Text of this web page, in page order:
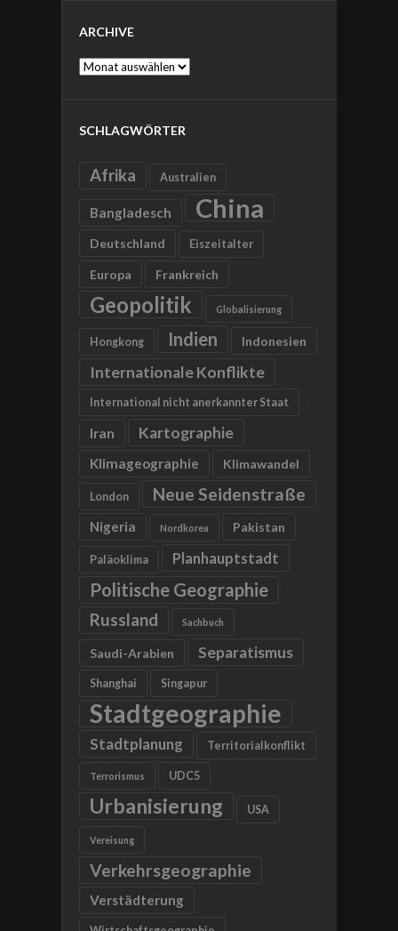
ARCHIVE
Archive
SCHLAGWÖRTER
Afrika Australien
Bangladesch China
Deutschland Eiszeitalter
Europa Frankreich
Geopolitik Globalisierung
Hongkong Indien Indonesien
Internationale Konflikte
International nicht anerkannter Staat
Iran Kartographie
Klimageographie Klimawandel
London Neue Seidenstraße
Nigeria Nordkorea Pakistan
Paläoklima Planhauptstadt
Politische Geographie
Russland Sachbuch
Saudi-Arabien Separatismus
Shanghai Singapur
Stadtgeographie
Stadtplanung Territorialkonflikt
Terrorismus UDC5
Urbanisierung USA
Vereisung
Verkehrsgeographie
Verstädterung